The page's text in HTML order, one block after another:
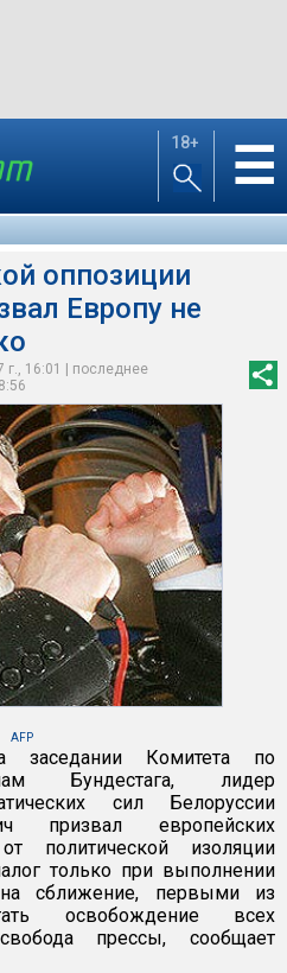
18+ ☰
оппозиции
Европу не
г., 16:01 | последнее
AFP
Комитета по
Бундестага, лидер
сил Белоруссии
призвал европейских
политической изоляции
только при выполнении
сближение, первыми из
освобождение всех
прессы, сообщает